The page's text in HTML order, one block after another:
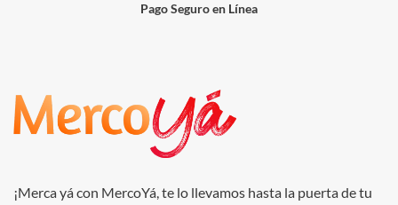
Pago Seguro en Línea
¡Merca yá con MercoYá, te lo llevamos hasta la puerta de tu